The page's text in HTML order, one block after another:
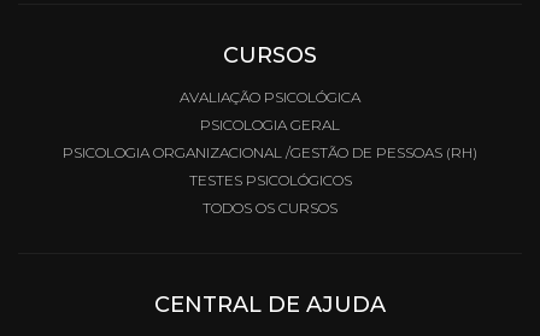
CURSOS
AVALIAÇÃO PSICOLÓGICA
PSICOLOGIA GERAL
PSICOLOGIA ORGANIZACIONAL /GESTÃO DE PESSOAS (RH)
TESTES PSICOLÓGICOS
TODOS OS CURSOS
CENTRAL DE AJUDA